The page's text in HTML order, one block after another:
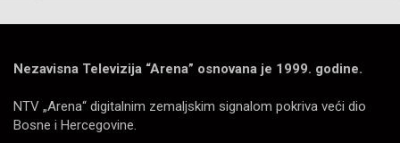
Nezavisna Televizija “Arena” osnovana je 1999. godine.
NTV „Arena“ digitalnim zemaljskim signalom pokriva veći dio
Bosne i Hercegovine.